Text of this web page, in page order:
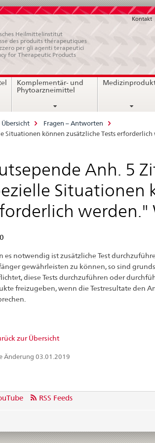
Kontakt
Heilmittelinstitut
des produits thérapeutiques
per gli agenti terapeutici
for Therapeutic Products
Komplementär- und
Phytoarzneimittel
Übersicht
Fragen – Antworten
Situationen können zusätzliche Tests
Anh. 5
Situationen
werden."
es notwendig ist zusätzliche Test
gewährleisten zu können, so sind
diese Tests durchzuführen oder
freizugeben, wenn die Testresultate den
zur Übersicht
Änderung 03.01.2019
RSS Feeds